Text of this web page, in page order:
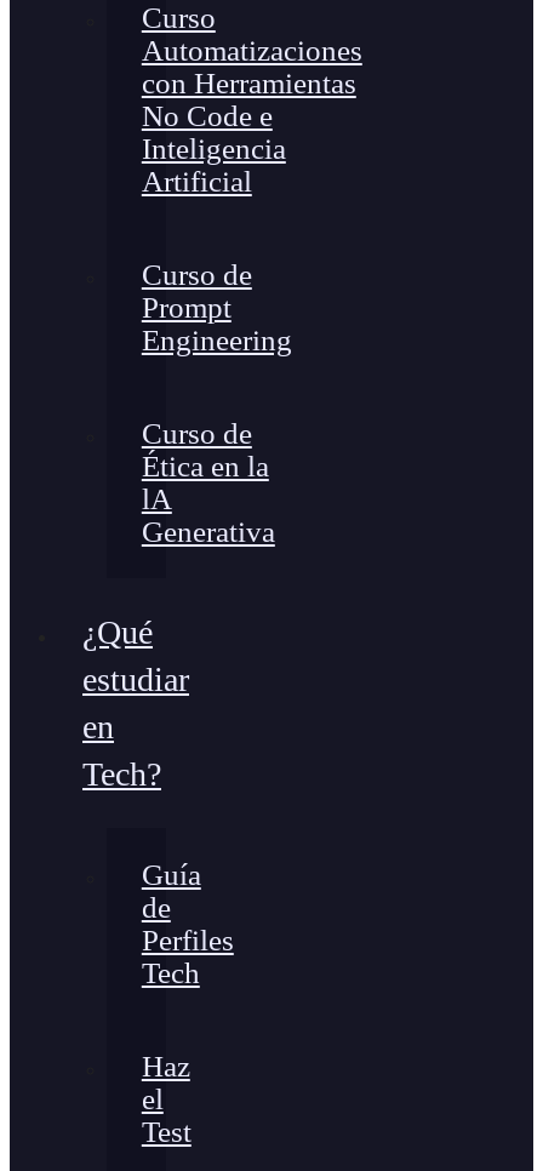
Curso
Automatizaciones
con Herramientas
No Code e
Inteligencia
Artificial
Curso de
Prompt
Engineering
Curso de
Ética en la
lA
Generativa
¿Qué
estudiar
en
Tech?
Guía
de
Perfiles
Tech
Haz
el
Test